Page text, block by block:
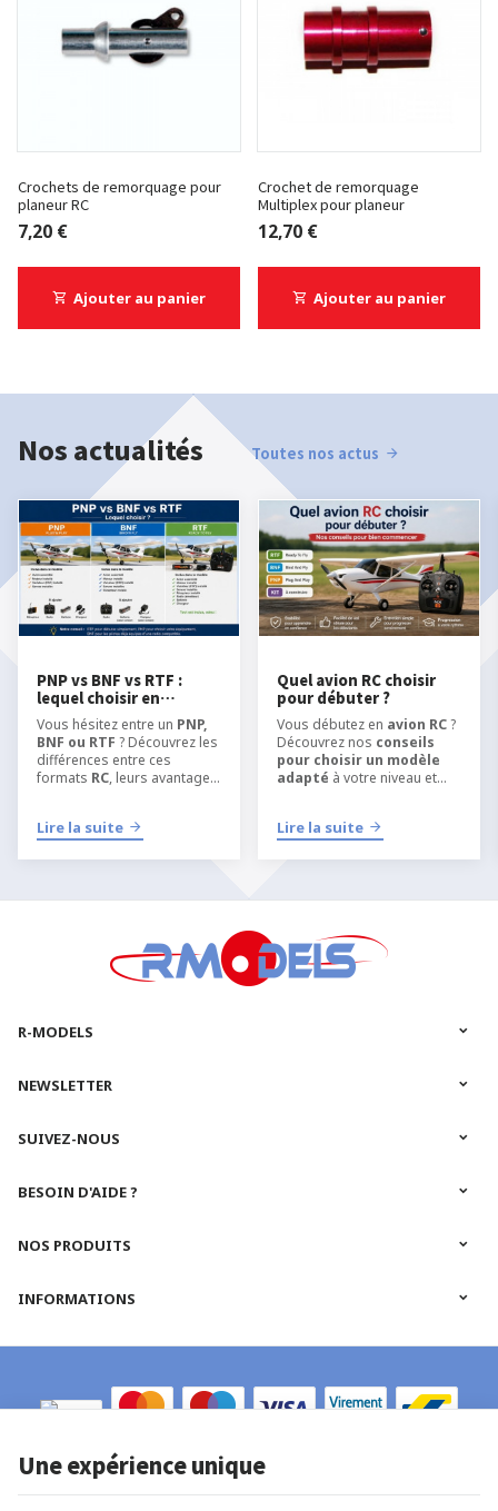
Crochets de remorquage pour
planeur RC
7,20 €
Ajouter au panier
Crochet de remorquage
Multiplex pour planeur
12,70 €
Ajouter au panier
Nos actualités Toutes nos actus
PNP vs BNF vs RTF :
lequel choisir en
modélisme RC ?
Vous hésitez entre un PNP,
BNF ou RTF ? Découvrez les
différences entre ces
formats RC, leurs avantages
équipement et votre manière
Lire la suite
Quel avion RC choisir
pour débuter ?
Vous débutez en avion RC?
Découvrez nos conseils
pour choisir un modèle
adapté à votre niveau et
les meilleures conditions.
Lire la suite
NEWSLETTER
SUIVEZ-NOUS
R-MODELS
BESOIN D'AIDE ?
NOS PRODUITS
INFORMATIONS
Une expérience unique